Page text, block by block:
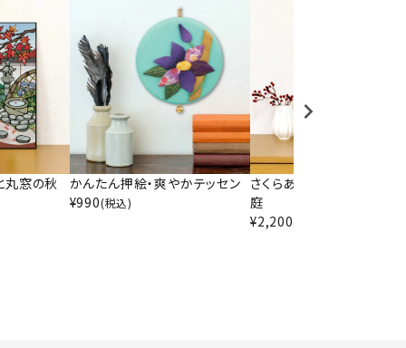
丸窓の秋
かんたん押絵・爽やかテッセン
¥990(税込)
さくらあーと・朝顔と丸窓
庭
¥2,200